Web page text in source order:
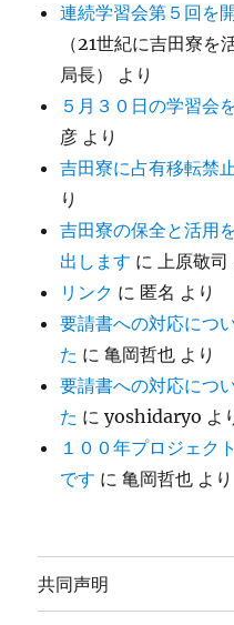
連続学習会第５回を
（21世紀に吉田寮
局長）
より
５月３０日の学習会
彦 より
吉田寮に占有移転禁
り
吉田寮の保全と活用
出します に上原敬司
リンク に 匿名 より
要請書への対応につ
た に亀岡哲也 より
要請書への対応につ
た にyoshidaryo よ
１００年プロジェク
です に亀岡哲也 より
共同声明